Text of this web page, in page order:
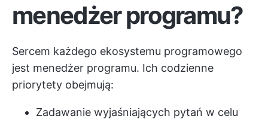
menedżer programu?
Sercem każdego ekosystemu programowego
jest menedżer programu. Ich codzienne
priorytety obejmują:
Zadawanie wyjaśniających pytań w celu